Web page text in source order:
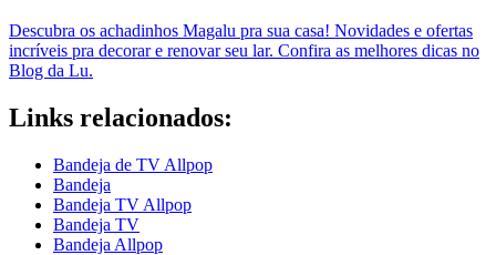
Descubra os achadinhos Magalu pra sua casa! Novidades e ofertas
incríveis pra decorar e renovar seu lar. Confira as melhores dicas no
Blog da Lu.
Links relacionados:
Bandeja de TV Allpop
Bandeja
Bandeja TV Allpop
Bandeja TV
Bandeja Allpop